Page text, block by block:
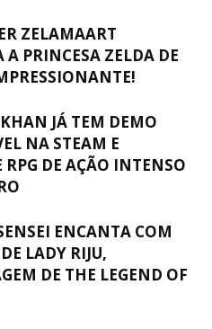
ZELAMAART
A PRINCESA ZELDA DE
JÁ TEM DEMO
NA STEAM E
RPG DE AÇÃO INTENSO
ENCANTA COM
LADY RIJU,
DE THE LEGEND OF